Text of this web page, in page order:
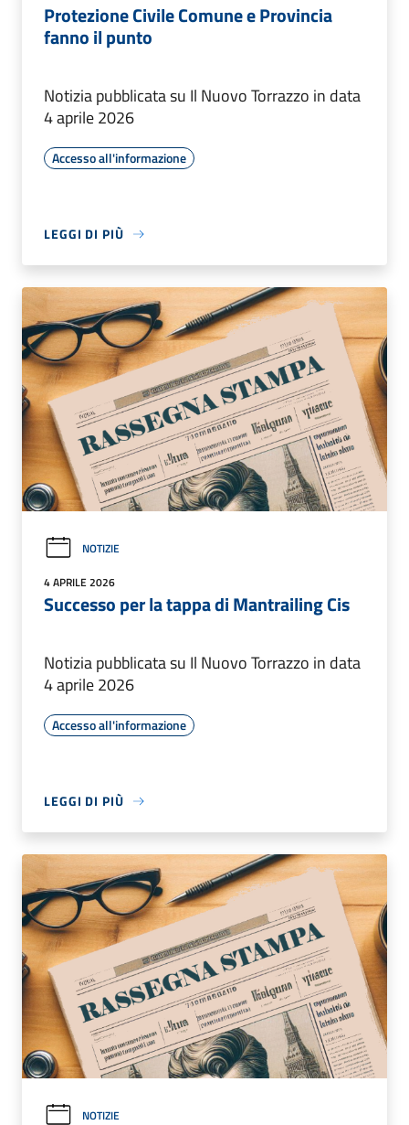
Protezione Civile Comune e Provincia
fanno il punto
Notizia pubblicata su Il Nuovo Torrazzo in data
4 aprile 2026
Accesso all'informazione
LEGGI DI PIÙ
NOTIZIE
4 APRILE 2026
Successo per la tappa di Mantrailing Cis
Notizia pubblicata su Il Nuovo Torrazzo in data
4 aprile 2026
Accesso all'informazione
LEGGI DI PIÙ
NOTIZIE